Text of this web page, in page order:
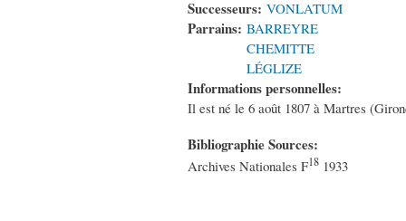
Successeurs: VONLATUM
Parrains: BARREYRE
CHEMITTE
LÉGLIZE
Informations personnelles:
Il est né le 6 août 1807 à Martres
Bibliographie Sources:
Archives Nationales F18 1933